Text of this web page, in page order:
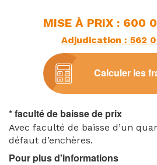
MISE À PRIX : 600
Adjudication : 562
Calculer les
* faculté de baisse de prix
Avec faculté de baisse d’un
défaut d’enchères.
Pour plus d'informations